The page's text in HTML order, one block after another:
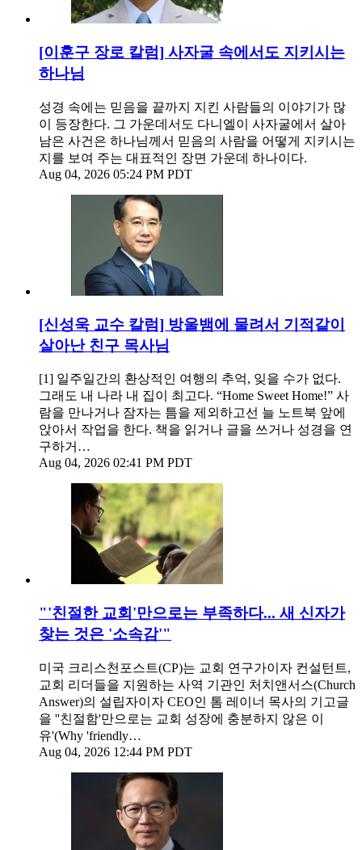
[이훈구 장로 칼럼] 사자굴 속에서도 지키시는
하나님
성경 속에는 믿음을 끝까지 지킨 사람들의 이야기가 많
이 등장한다. 그 가운데서도 다니엘이 사자굴에서 살아
남은 사건은 하나님께서 믿음의 사람을 어떻게 지키시는
지를 보여 주는 대표적인 장면 가운데 하나이다.
Aug 04, 2026 05:24 PM PDT
[신성욱 교수 칼럼] 방울뱀에 물려서 기적같이
살아난 친구 목사님
[1] 일주일간의 환상적인 여행의 추억, 잊을 수가 없다.
그래도 내 나라 내 집이 최고다. “Home Sweet Home!” 사
람을 만나거나 잠자는 틈을 제외하고선 늘 노트북 앞에
앉아서 작업을 한다. 책을 읽거나 글을 쓰거나 성경을 연
구하거…
Aug 04, 2026 02:41 PM PDT
"'친절한 교회'만으로는 부족하다... 새 신자가
찾는 것은 '소속감'"
미국 크리스천포스트(CP)는 교회 연구가이자 컨설턴트,
교회 리더들을 지원하는 사역 기관인 처치앤서스(Church
Answer)의 설립자이자 CEO인 톰 레이너 목사의 기고글
을 ''친절함'만으로는 교회 성장에 충분하지 않은 이
유'(Why 'friendly…
Aug 04, 2026 12:44 PM PDT